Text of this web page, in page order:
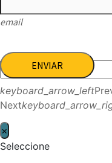
email
ENVIAR
keyboard_arrow_left
Next
×
Seleccione